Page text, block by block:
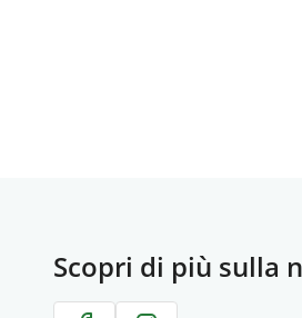
Scopri di più sulla